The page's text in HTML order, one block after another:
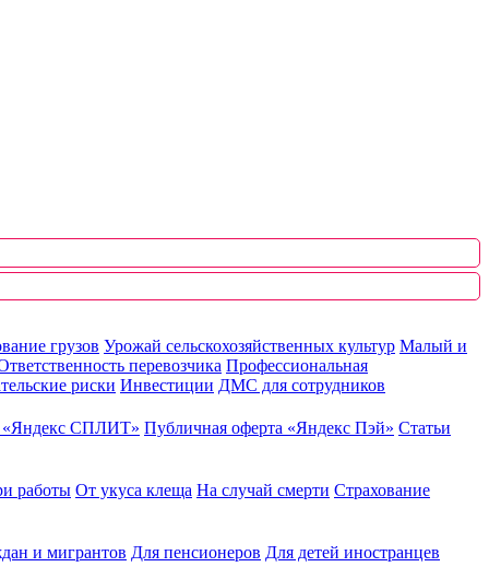
грузов Урожай сельскохозяйственных культур Малый и
перевозчика Профессиональная
риски Инвестиции ДМС для сотрудников
«Яндекс СПЛИТ» Публичная оферта «Яндекс Пэй» Статьи
работы От укуса клеща На случай смерти Страхование
и мигрантов Для пенсионеров Для детей иностранцев